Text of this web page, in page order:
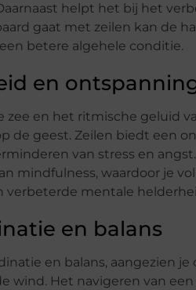
helpt het bij het
gaat met zeilen kan de
betere algehele conditie.
en
zee en het ritmische geluid
de geest. Zeilen biedt een
van stress en
mindfulness, waardoor je
mentale
en balans
en balans, aangezien
wind. Het navigeren van